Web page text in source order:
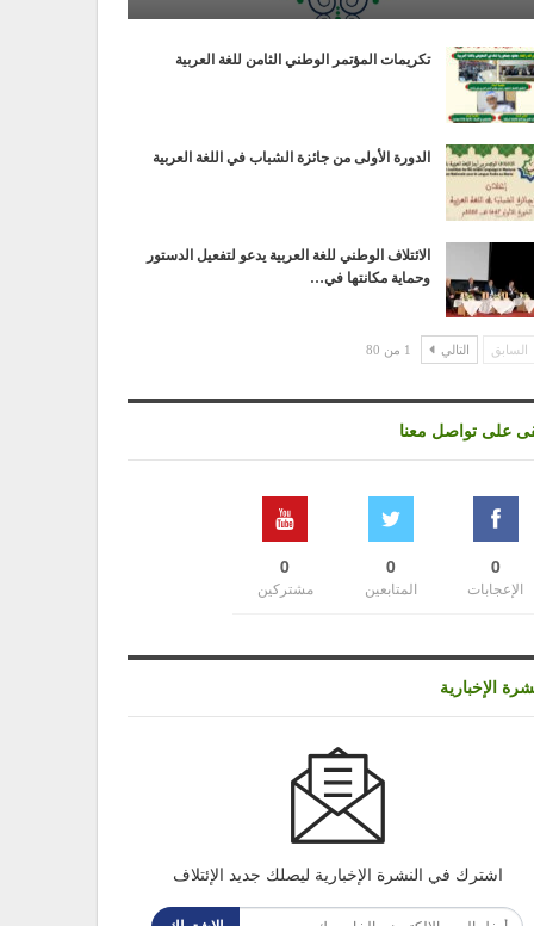
تكريمات المؤتمر الوطني الثامن للغة العربية
الدورة الأولى من جائزة الشباب في اللغة العربية
الائتلاف الوطني للغة العربية يدعو لتفعيل الدستور
وحماية مكانتها في…
السابق التالي 1 من 80
على تواصل معنا
0
الإعجابات
0
المتابعين
0
مشتركين
الإخبارية
اشترك في النشرة الإخبارية ليصلك جديد الإئتلاف